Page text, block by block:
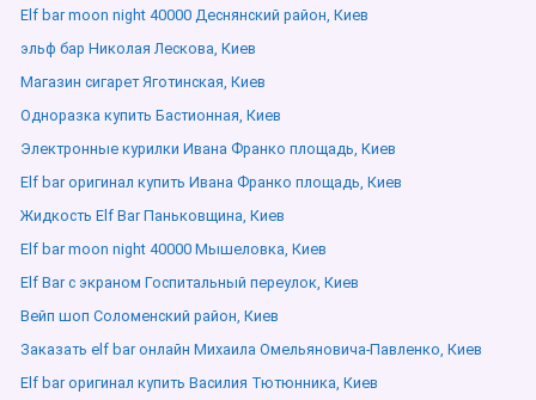
Elf bar moon night 40000 Деснянский район, Киев
эльф бар Николая Лескова, Киев
Магазин сигарет Яготинская, Киев
Одноразка купить Бастионная, Киев
Электронные курилки Ивана Франко площадь, Киев
Elf bar оригинал купить Ивана Франко площадь, Киев
Жидкость Elf Bar Паньковщина, Киев
Elf bar moon night 40000 Мышеловка, Киев
Elf Bar с экраном Госпитальный переулок, Киев
Вейп шоп Соломенский район, Киев
Заказать elf bar онлайн Михаила Омельяновича-Павленко, Киев
Elf bar оригинал купить Василия Тютюнника, Киев